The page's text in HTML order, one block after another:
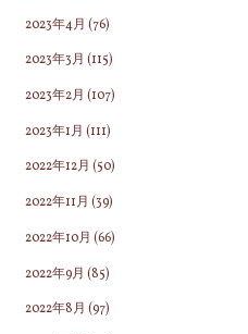
2023年4月 (76)
2023年3月 (115)
2023年2月 (107)
2023年1月 (111)
2022年12月 (50)
2022年11月 (39)
2022年10月 (66)
2022年9月 (85)
2022年8月 (97)